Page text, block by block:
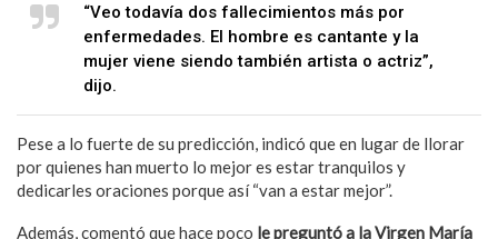
“Veo todavía dos fallecimientos más por
enfermedades. El hombre es cantante y la
mujer viene siendo también artista o actriz”,
dijo.
Pese a lo fuerte de su predicción, indicó que en lugar de llorar
por quienes han muerto lo mejor es estar tranquilos y
dedicarles oraciones porque así “van a estar mejor”.
Además, comentó que hace poco le preguntó a la Virgen María